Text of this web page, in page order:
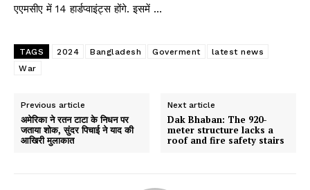
एएमसीए में 14 हार्डप्वाइंट्स होंगे. इसमें …
TAGS 2024 Bangladesh Goverment
latest news
War
Previous article
अमेरिका ने रतन टाटा के निधन पर
जताया शोक, सुंदर पिचाई ने याद की
आखिरी मुलाकात
Next article
Dak Bhaban: The 920-
meter structure lacks a
roof and fire safety stairs